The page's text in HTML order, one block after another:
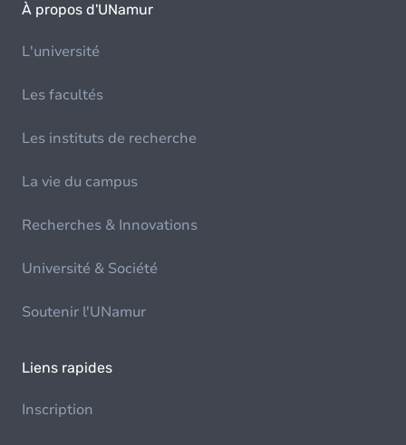
À propos d'UNamur
L'université
Les facultés
Les instituts de recherche
La vie du campus
Recherches & Innovations
Université & Société
Soutenir l'UNamur
Liens rapides
Inscription